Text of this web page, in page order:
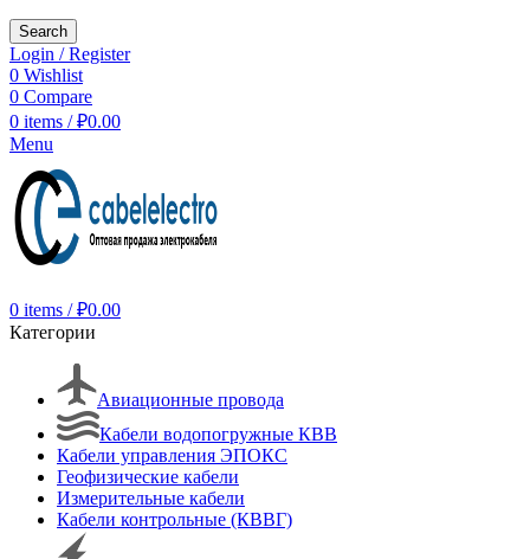
Search
Login / Register
0 Wishlist
0 Compare
0 items / ₽0.00
Menu
0 items / ₽0.00
Категории
Авиационные провода
Кабели водопогружные КВВ
Кабели управления ЭПОКС
Геофизические кабели
Измерительные кабели
Кабели контрольные (КВВГ)